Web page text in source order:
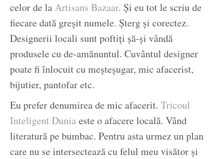
celor de laArtisans Bazaar. Și eu tot le scriu de
fiecare dată greșit numele. Șterg și corectez.
Designerii locali sunt poftiți șă-și vândă
produsele cu de-amănuntul. Cuvântul designer
poate fi înlocuit cu meșteșugar, mic afacerist,
bijutier, pantofar etc.
Eu prefer denumirea de mic afacerit. Tricoul
Inteligent Duniaeste o afacere locală. Vând
literatură pe bumbac. Pentru asta urmez un plan
care nu se intersectează cu felul meu visător și